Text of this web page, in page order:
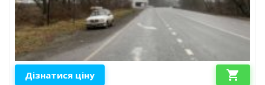
Дізнатися ціну shopping_cart